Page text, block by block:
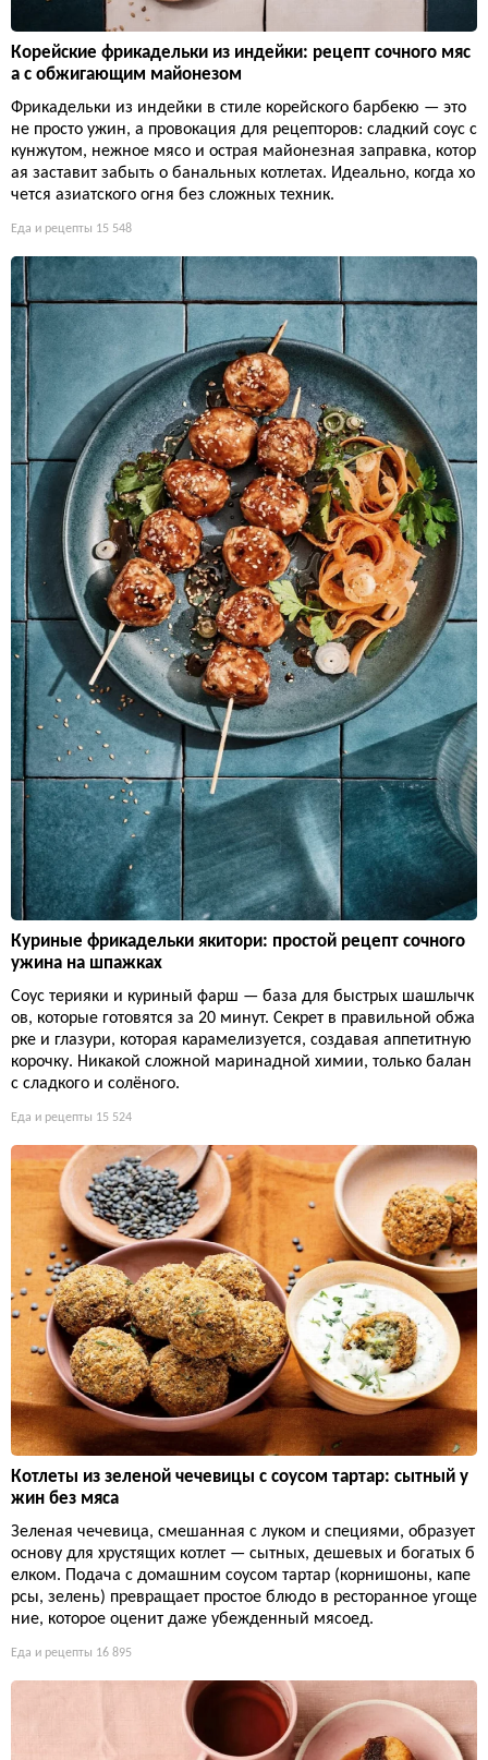
Корейские фрикадельки из индейки: рецепт сочного мяс
а с обжигающим майонезом
Фрикадельки из индейки в стиле корейского барбекю — это
не просто ужин, а провокация для рецепторов: сладкий соус с
кунжутом, нежное мясо и острая майонезная заправка, котор
ая заставит забыть о банальных котлетах. Идеально, когда хо
чется азиатского огня без сложных техник.
Еда и рецепты 15 548
Куриные фрикадельки якитори: простой рецепт сочного
ужина на шпажках
Соус терияки и куриный фарш — база для быстрых шашлычк
ов, которые готовятся за 20 минут. Секрет в правильной обжа
рке и глазури, которая карамелизуется, создавая аппетитную
корочку. Никакой сложной маринадной химии, только балан
с сладкого и солёного.
Еда и рецепты 15 524
Котлеты из зеленой чечевицы с соусом тартар: сытный у
жин без мяса
Зеленая чечевица, смешанная с луком и специями, образует
основу для хрустящих котлет — сытных, дешевых и богатых б
елком. Подача с домашним соусом тартар (корнишоны, капе
рсы, зелень) превращает простое блюдо в ресторанное угоще
ние, которое оценит даже убежденный мясоед.
Еда и рецепты 16 895